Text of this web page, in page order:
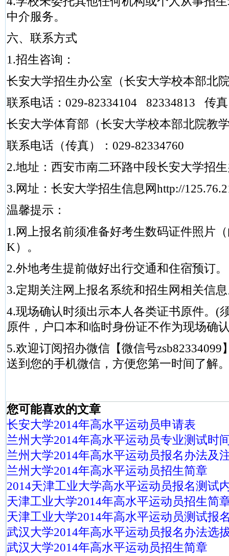
中介服务。
六、联系方式
1.招生咨询：
长安大学招生办公室（长安大学校本部北
联系电话：029-82334104 82334813 传真
长安大学体育部（长安大学校本部北院教
联系电话（传真）：029-82334760
2.地址：西安市南二环路中段长安大学招
3.网址：长安大学招生信息网http://
温馨提示：
1.网上报名前须准备好考生数码证件照片
K）。
2.外地考生提前做好出行交通和住宿预订。
3.定期关注网上报名系统和招生网相关信
4.现场确认时须出示本人各类证书原件。(
原件，户口本和临时身份证不作为现场确
5.欢迎订阅招办微信【微信号zsb82334099
送到您的手机微信，方便您第一时间了解
您可能喜欢的文章
长安大学2014年高水平运动员申请表
兰州大学2014年高水平运动员专业测试时
兰州大学2014年高水平运动员报名办法及
兰州大学2014年高水平运动员招生简章
2014天津工业大学高水平运动员报名测试
天津工业大学2014年高水平运动员招生简
天津工业大学2014年高水平运动员测试报
武汉大学2014年高水平运动员报名办法选
武汉大学2014年高水平运动员招生简章